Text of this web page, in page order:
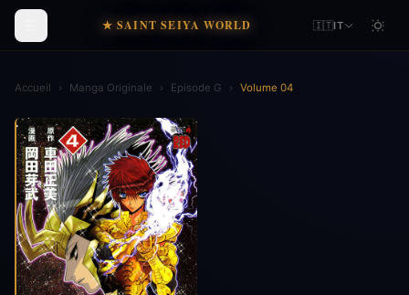
★ SAINT SEIYA WORLD 🇮🇹IT
Accueil › Manga Originale › Episode G › Volume 04